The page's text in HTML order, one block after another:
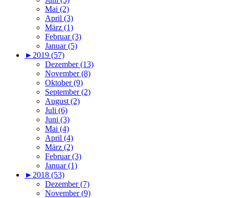
Mai (2)
April (3)
März (1)
Februar (3)
Januar (5)
► 2019 (57)
Dezember (13)
November (8)
Oktober (9)
September (2)
August (2)
Juli (6)
Juni (3)
Mai (4)
April (4)
März (2)
Februar (3)
Januar (1)
► 2018 (53)
Dezember (7)
November (9)